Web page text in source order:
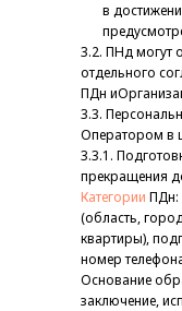
в
3.2. ПНд могут
отдельного
ПДн
3.3.
Оператором в
3.3.1.
прекращения
Категории ПДн:
(область,
квартиры),
номер
Основание
заключение,